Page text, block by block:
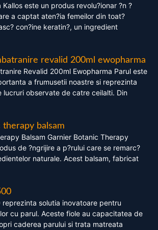
este un produs revolu?ionar ?n ?
a captat aten?ia femeilor din toat?
con?ine keratin?, un ingredient
revalid 200ml ewopharma
Revalid 200ml Ewopharma Parul este
a frumusetii noastre si reprezinta
lucruri observate de catre ceilalti. Din
balsam
Balsam Garnier Botanic Therapy
de ?ngrijire a p?rului care se remarc?
naturale. Acest balsam, fabricat
solutia inovatoare pentru
cu parul. Aceste fiole au capacitatea de
caderea parului si trata matreata